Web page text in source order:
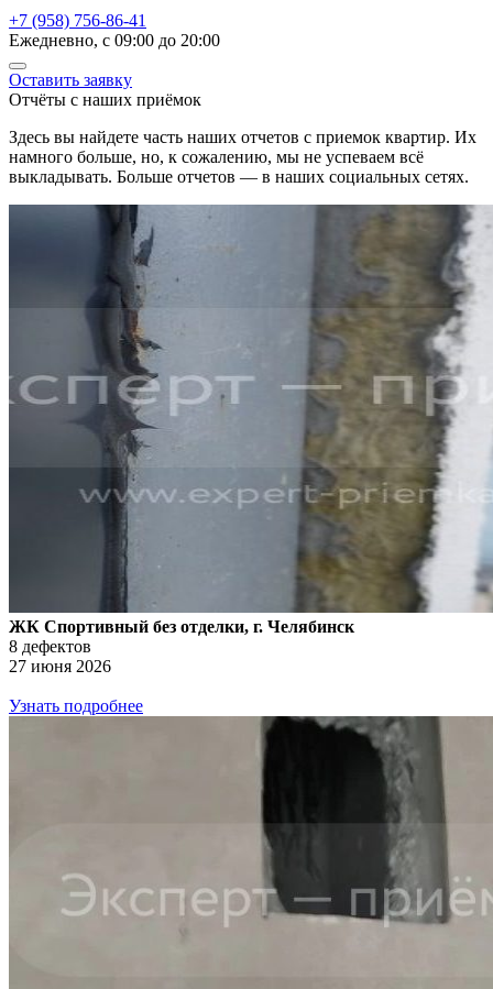
+7 (958) 756-86-41
Ежедневно, с 09:00 до 20:00
Оставить заявку
Отчёты с наших приёмок
Здесь вы найдете часть наших отчетов с приемок квартир. Их
намного больше, но, к сожалению, мы не успеваем всё
выкладывать. Больше отчетов — в наших социальных сетях.
ЖК Спортивный без отделки, г. Челябинск
8 дефектов
27 июня 2026
Узнать подробнее